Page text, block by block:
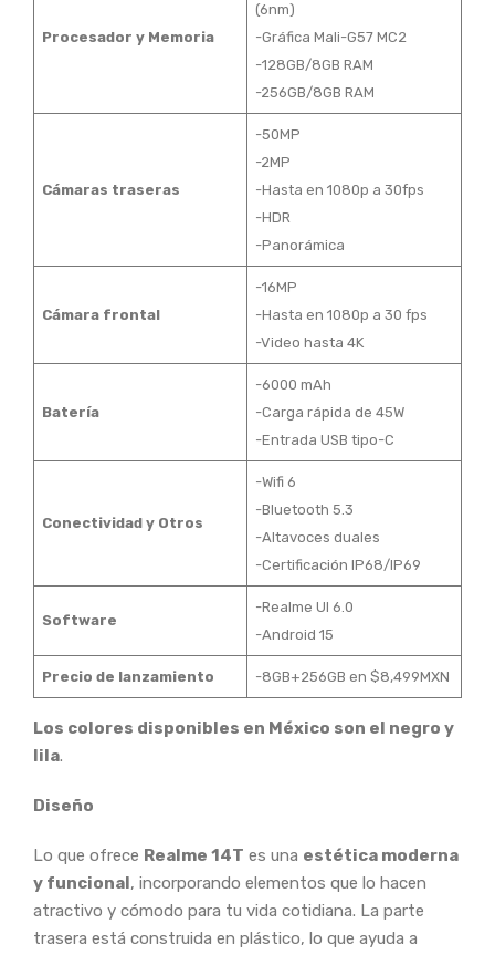
Procesador y Memoria
(6nm)
-Gráfica Mali-G57 MC2
-128GB/8GB RAM
-256GB/8GB RAM
Cámaras traseras
-50MP
-2MP
-Hasta en 1080p a 30fps
-HDR
-Panorámica
Cámara frontal
-16MP
-Hasta en 1080p a 30 fps
-Video hasta 4K
Batería
-6000 mAh
-Carga rápida de 45W
-Entrada USB tipo-C
Conectividad y Otros
-Wifi 6
-Bluetooth 5.3
-Altavoces duales
-Certificación IP68/IP69
Software
-Realme UI 6.0
-Android 15
Precio de lanzamiento -8GB+256GB en $8,499MXN
Los colores disponibles en México son el negro y
lila.
Diseño
Lo que ofrece Realme 14T es una estética moderna
y funcional, incorporando elementos que lo hacen
atractivo y cómodo para tu vida cotidiana. La parte
trasera está construida en plástico, lo que ayuda a